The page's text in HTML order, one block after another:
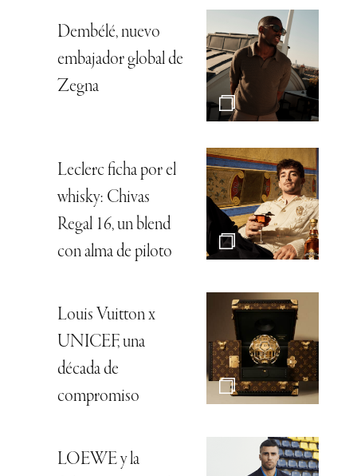
Dembélé, nuevo
embajador global de
Zegna
Leclerc ficha por el
whisky: Chivas
Regal 16, un blend
con alma de piloto
Louis Vuitton x
UNICEF, una
década de
compromiso
LOEWE y la